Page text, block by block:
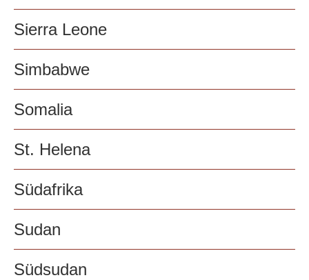
Sierra Leone
Simbabwe
Somalia
St. Helena
Südafrika
Sudan
Südsudan